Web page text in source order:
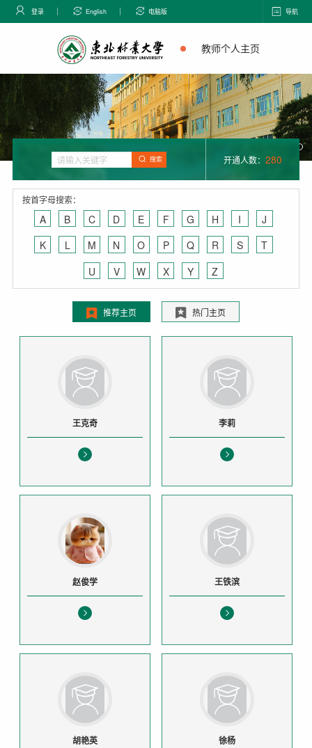
登录 English 电脑版 导航
教师个人主页
搜索 开通人数： 280
按首字母搜索：
A B C D E F G H I
J
K
L M N O P Q R S
T
U
V W X Y Z
推荐主页 热门主页
王克奇 李莉
赵俊学 王铁滨
胡艳英 徐杨